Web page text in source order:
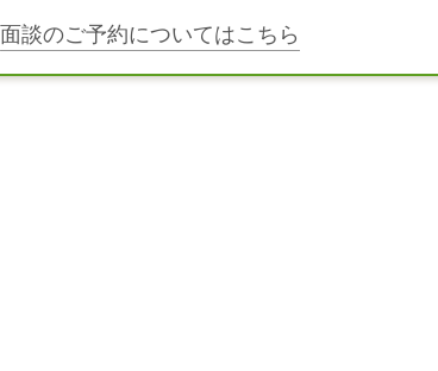
面談のご予約についてはこちら